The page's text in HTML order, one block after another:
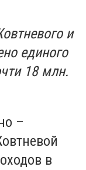
и
единого
18 млн.
–
в